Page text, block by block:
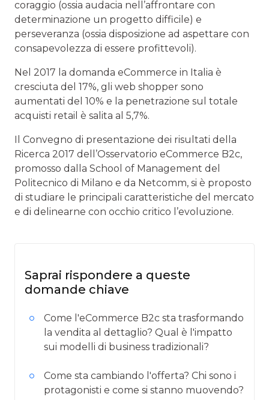
coraggio (ossia audacia nell’affrontare con
determinazione un progetto difficile) e
perseveranza (ossia disposizione ad aspettare con
consapevolezza di essere profittevoli).
Nel 2017 la domanda eCommerce in Italia è
cresciuta del 17%, gli web shopper sono
aumentati del 10% e la penetrazione sul totale
acquisti retail è salita al 5,7%.
Il Convegno di presentazione dei risultati della
Ricerca 2017 dell’Osservatorio eCommerce B2c,
promosso dalla School of Management del
Politecnico di Milano e da Netcomm, si è proposto
di studiare le principali caratteristiche del mercato
e di delinearne con occhio critico l’evoluzione.
Saprai rispondere a queste
domande chiave
Come l'eCommerce B2c sta trasformando
la vendita al dettaglio? Qual è l'impatto
sui modelli di business tradizionali?
Come sta cambiando l'offerta? Chi sono i
protagonisti e come si stanno muovendo?